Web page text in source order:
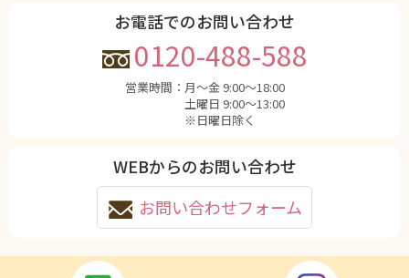
お電話でのお問い合わせ
0120-488-588
営業時間： 月〜金 9:00〜18:00
土曜日 9:00〜13:00
※日曜日除く
WEBからのお問い合わせ
お問い合わせフォーム